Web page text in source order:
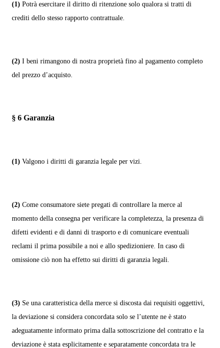
(1) Potrà esercitare il diritto di ritenzione solo qualora si tratti di
crediti dello stesso rapporto contrattuale.
(2) I beni rimangono di nostra proprietà fino al pagamento completo
del prezzo d’acquisto.
§ 6 Garanzia
(1) Valgono i diritti di garanzia legale per vizi.
(2) Come consumatore siete pregati di controllare la merce al
momento della consegna per verificare la completezza, la presenza di
difetti evidenti e di danni di trasporto e di comunicare eventuali
reclami il prima possibile a noi e allo spedizioniere. In caso di
omissione ciò non ha effetto sui diritti di garanzia legali.
(3) Se una caratteristica della merce si discosta dai requisiti oggettivi,
la deviazione si considera concordata solo se l’utente ne è stato
adeguatamente informato prima dalla sottoscrizione del contratto e la
deviazione è stata esplicitamente e separatamente concordata tra le